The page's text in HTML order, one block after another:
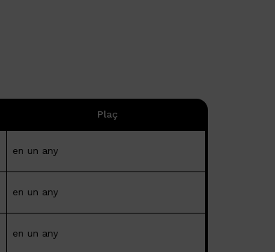
Plaç
en un any
en un any
en un any